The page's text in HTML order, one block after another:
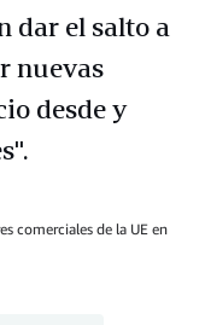
dar el salto a
nuevas
desde y
comerciales de la UE en